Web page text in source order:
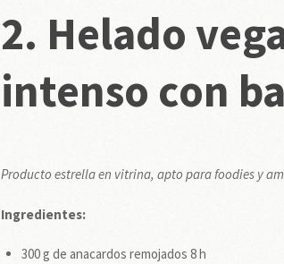
2. Helado
intenso con
Producto estrella en vitrina, apto para foodies y
Ingredientes:
300 g de anacardos remojados 8 h